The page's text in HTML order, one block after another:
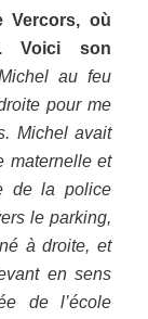
Vercors, où
Voici son
au feu
pour me
Michel avait
maternelle et
de la police
le parking,
à droite, et
en sens
de l’école